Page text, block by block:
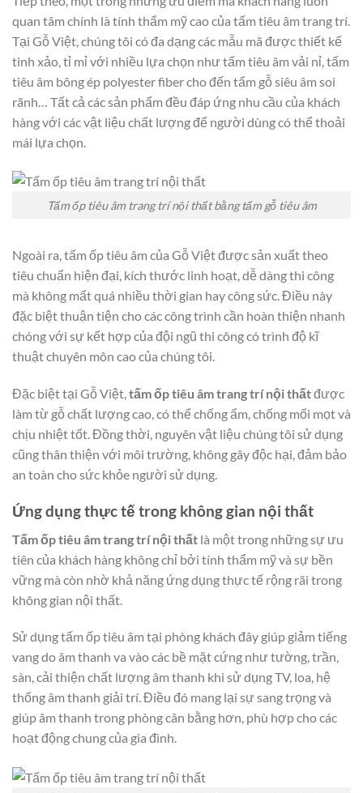
quan tâm chính là tính thẩm mỹ cao của tấm tiêu âm trang trí.
Tại Gỗ Việt, chúng tôi có đa dạng các mẫu mã được thiết kế
tinh xảo, tỉ mỉ với nhiều lựa chọn như tấm tiêu âm vải nỉ, tấm
tiêu âm bông ép polyester fiber cho đến tấm gỗ siêu âm soi
rãnh… Tất cả các sản phẩm đều đáp ứng nhu cầu của khách
hàng với các vật liệu chất lượng để người dùng có thể thoải
mái lựa chọn.
Tấm ốp tiêu âm trang trí nội thất bằng tấm gỗ tiêu âm
Ngoài ra, tấm ốp tiêu âm của Gỗ Việt được sản xuất theo
tiêu chuẩn hiện đại, kích thước linh hoạt, dễ dàng thi công
mà không mất quá nhiều thời gian hay công sức. Điều này
đặc biệt thuận tiện cho các công trình cần hoàn thiện nhanh
chóng với sự kết hợp của đội ngũ thi công có trình độ kĩ
thuật chuyên môn cao của chúng tôi.
Đặc biệt tại Gỗ Việt,tấm ốp tiêu âm trang trí nội thấtđược
làm từ gỗ chất lượng cao, có thể chống ẩm, chống mối mọt và
chịu nhiệt tốt. Đồng thời, nguyên vật liệu chúng tôi sử dụng
cũng thân thiện với môi trường, không gây độc hại, đảm bảo
an toàn cho sức khỏe người sử dụng.
Ứng dụng thực tế trong không gian nội thất
Tấm ốp tiêu âm trang trí nội thất là một trong những sự ưu
tiên của khách hàng không chỉ bởi tính thẩm mỹ và sự bền
vững mà còn nhờ khả năng ứng dụng thực tế rộng rãi trong
không gian nội thất.
Sử dụng tấm ốp tiêu âm tại phòng khách đây giúp giảm tiếng
vang do âm thanh va vào các bề mặt cứng như tường, trần,
sàn, cải thiện chất lượng âm thanh khi sử dụng TV, loa, hệ
thống âm thanh giải trí. Điều đó mang lại sự sang trọng và
giúp âm thanh trong phòng cân bằng hơn, phù hợp cho các
hoạt động chung của gia đình.